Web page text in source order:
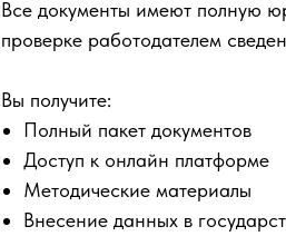
Все документы имеют полную
проверке работодателем
Вы получите:
Полный пакет документов
Доступ к онлайн платформе
Методические материалы
Внесение данных в